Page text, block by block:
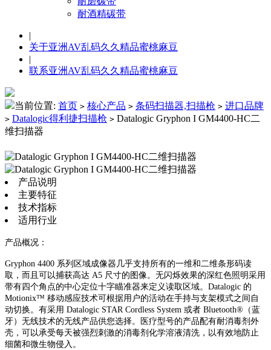
耐酒精碳带
|
关于亚洲AV乱码久久精品蜜桃麻豆
|
联系亚洲AV乱码久久精品蜜桃麻豆
当前位置: 首页 > 核心产品 > 条码扫描器,扫描枪 > 进口品牌
> Datalogic得利捷扫描枪 > Datalogic Gryphon I GM4400-HC二
维扫描器
产品说明
主要特征
技术指标
适用行业
产品概况：
Gryphon 4400 系列区域成像器几乎支持所有的一维和二维条形码读
取，而且可以捕获高达 A5 尺寸的图像。无闪烁效果的深红色照明采用
带有四个角点的中心定位十字瞄准器来定义读取区域。Datalogic 的
Motionix™ 移动感应技术可根据用户的活动在手持与支架模式之间自
动切换。有采用 Datalogic STAR Cordless System 或者 Bluetooth®（蓝
牙）无线技术的无线产品供您选择。医疗型号的产品配有耐消毒剂外
壳，可以承受每天被强烈刺激的消毒剂化学溶液清洗，以有效地防止
细菌和微生物侵入。